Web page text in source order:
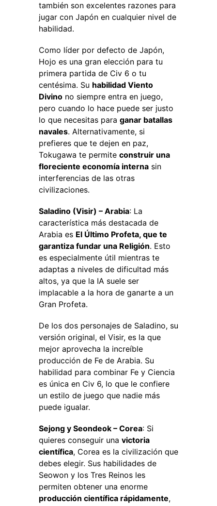
también son excelentes razones para
jugar con Japón en cualquier nivel de
habilidad.
Como líder por defecto de Japón,
Hojo es una gran elección para tu
primera partida de Civ 6 o tu
centésima. Su habilidad Viento
Divino no siempre entra en juego,
pero cuando lo hace puede ser justo
lo que necesitas para ganar batallas
navales. Alternativamente, si
prefieres que te dejen en paz,
Tokugawa te permite construir una
floreciente economía interna sin
interferencias de las otras
civilizaciones.
Saladino (Visir) – Arabia: La
característica más destacada de
Arabia es El Último Profeta, que te
garantiza fundar una Religión. Esto
es especialmente útil mientras te
adaptas a niveles de dificultad más
altos, ya que la IA suele ser
implacable a la hora de ganarte a un
Gran Profeta.
De los dos personajes de Saladino, su
versión original, el Visir, es la que
mejor aprovecha la increíble
producción de Fe de Arabia. Su
habilidad para combinar Fe y Ciencia
es única en Civ 6, lo que le confiere
un estilo de juego que nadie más
puede igualar.
Sejong y Seondeok – Corea: Si
quieres conseguir una victoria
científica, Corea es la civilización que
debes elegir. Sus habilidades de
Seowon y los Tres Reinos les
permiten obtener una enorme
producción científica rápidamente,